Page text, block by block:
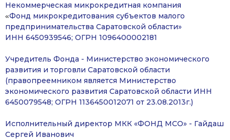
Некоммерческая микрокредитная компания
«Фонд микрокредитования субъектов малого
предпринимательства Саратовской области»
ИНН 6450939546; ОГРН 1096400002181
Учредитель Фонда - Министерство экономического
развития и торговли Саратовской области
(правопреемником является Министерство
экономического развития Саратовской области ИНН
6450079548; ОГРН 1136450012071 от 23.08.2013г.)
Исполнительный директор МКК «ФОНД МСО» - Гайдаш
Сергей Иванович